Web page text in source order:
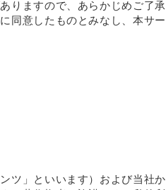
りますので、あらかじめご了承
同意したものとみなし、本サー
ツ」といいます）および当社か